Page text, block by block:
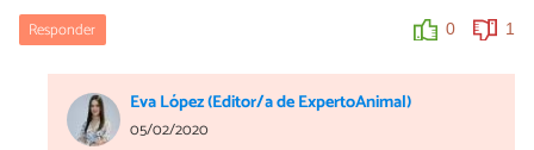
Responder 0 1
Eva López (Editor/a de ExpertoAnimal)
05/02/2020